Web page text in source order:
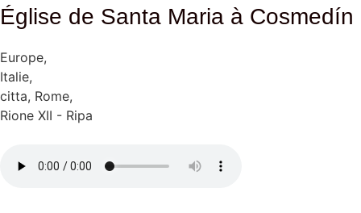
Église de Santa Maria à Cosmedín
Europe,
Italie,
citta, Rome,
Rione XII - Ripa